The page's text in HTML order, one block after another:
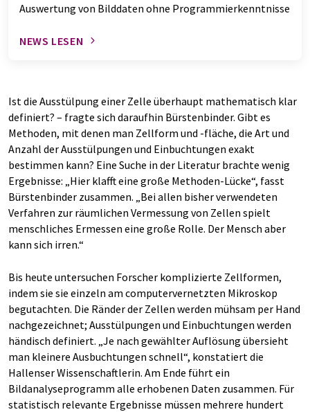
Auswertung von Bilddaten ohne Programmierkenntnisse
NEWS LESEN
Ist die Ausstülpung einer Zelle überhaupt mathematisch klar
definiert? – fragte sich daraufhin Bürstenbinder. Gibt es
Methoden, mit denen man Zellform und -fläche, die Art und
Anzahl der Ausstülpungen und Einbuchtungen exakt
bestimmen kann? Eine Suche in der Literatur brachte wenig
Ergebnisse: „Hier klafft eine große Methoden-Lücke“, fasst
Bürstenbinder zusammen. „Bei allen bisher verwendeten
Verfahren zur räumlichen Vermessung von Zellen spielt
menschliches Ermessen eine große Rolle. Der Mensch aber
kann sich irren.“
Bis heute untersuchen Forscher komplizierte Zellformen,
indem sie sie einzeln am computervernetzten Mikroskop
begutachten. Die Ränder der Zellen werden mühsam per Hand
nachgezeichnet; Ausstülpungen und Einbuchtungen werden
händisch definiert. „Je nach gewählter Auflösung übersieht
man kleinere Ausbuchtungen schnell“, konstatiert die
Hallenser Wissenschaftlerin. Am Ende führt ein
Bildanalyseprogramm alle erhobenen Daten zusammen. Für
statistisch relevante Ergebnisse müssen mehrere hundert